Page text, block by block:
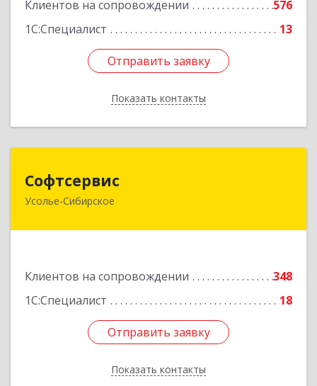
Клиентов на сопровождении
576
1С:Специалист
13
Отправить заявку
Показать контакты
Отправить заявку
Назад
Софтсервис
Усолье-Сибирское
Клиентов на сопровождении
348
1С:Специалист
18
Отправить заявку
Показать контакты
665451, Иркутская обл, Усолье-Сибирское г,
Отправить заявку
Назад